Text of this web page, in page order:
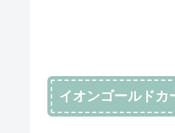
イオンゴールドカ